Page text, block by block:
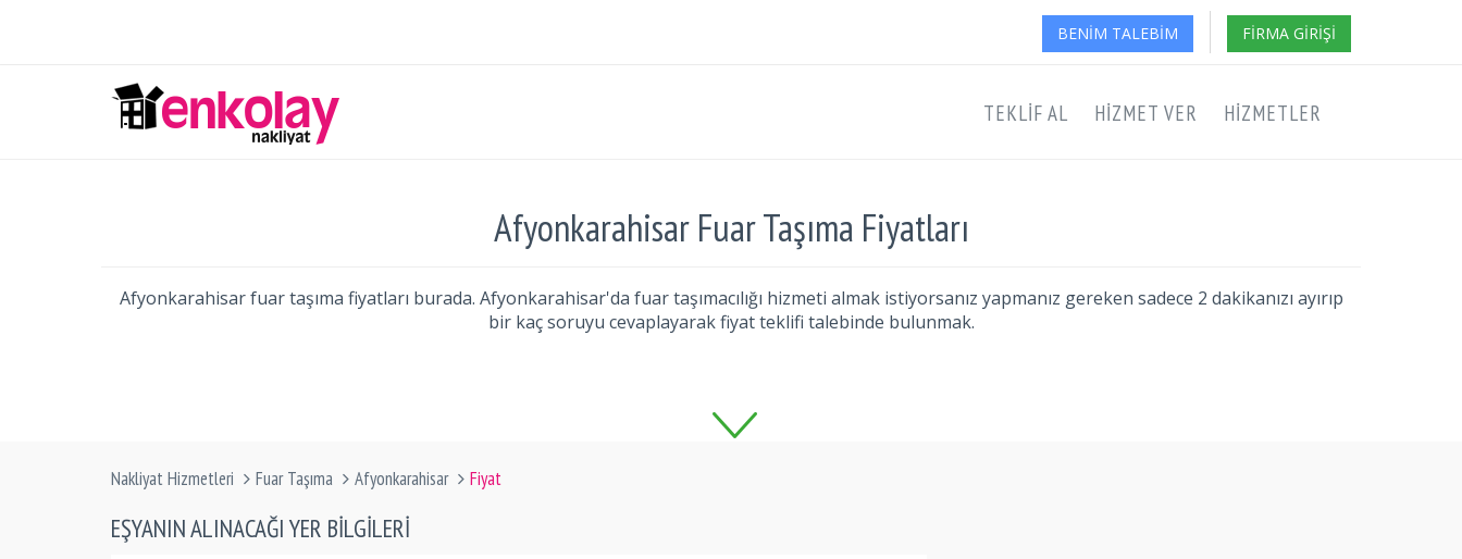
BENIM TALEBIM FIRMA GIRIŞI
TEKLIF AL HIZMET VER HIZMETLER
Afyonkarahisar Fuar Taşıma Fiyatları
Afyonkarahisar fuar taşıma fiyatları burada. Afyonkarahisar'da fuar taşımacılığı hizmeti almak istiyorsanız yapmanız gereken sadece 2 dakikanızı ayırıp
bir kaç soruyu cevaplayarak fiyat teklifi talebinde bulunmak.
Nakliyat Hizmetleri Fuar Taşıma Afyonkarahisar Fiyat
EŞYANIN ALINACAĞI YER BILGILERI